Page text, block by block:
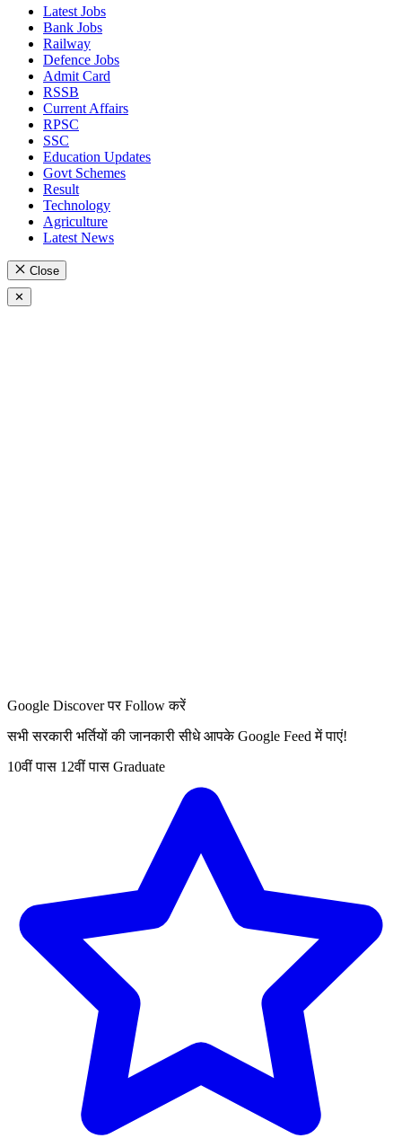
Latest Jobs
Bank Jobs
Railway
Defence Jobs
Admit Card
RSSB
Current Affairs
RPSC
SSC
Education Updates
Govt Schemes
Result
Technology
Agriculture
Latest News
Close
✕
Google Discover पर Follow करें
सभी सरकारी भर्तियों की जानकारी सीधे आपके Google Feed में पाएं!
10वीं पास 12वीं पास Graduate